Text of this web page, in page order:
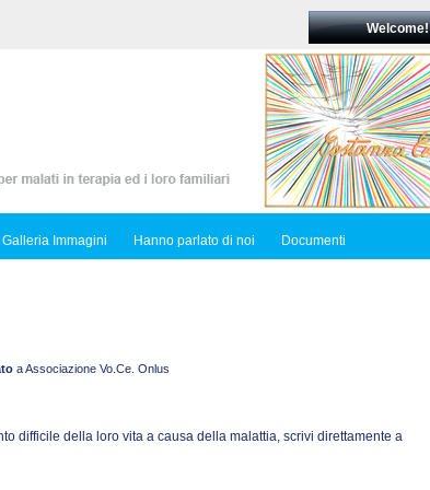
Welcome!
Galleria Immagini Hanno parlato di noi Documenti
a Associazione Vo.Ce. Onlus
difficile della loro vita a causa della malattia, scrivi direttamente a